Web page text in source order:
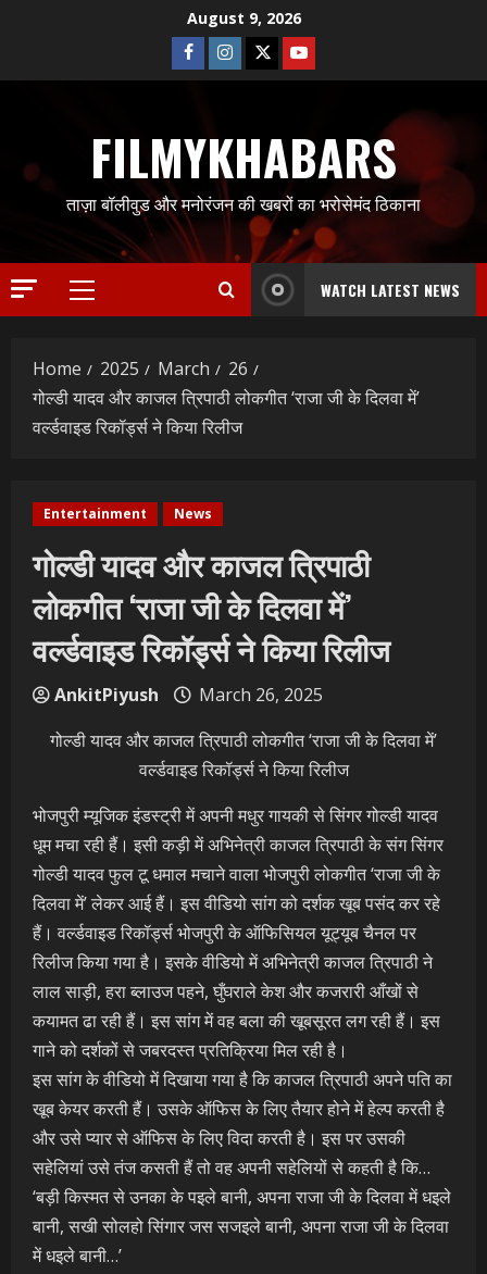
August 9, 2026
Facebook
Instagram
TwitterYoutube
FILMYKHABARS
ताज़ा बॉलीवुड और मनोरंजन की खबरों का भरोसेमंद ठिकाना
Primary
WATCH LATEST NEWS
Home 2025 March
26
गोल्डी यादव और काजल त्रिपाठी लोकगीत ‘राजा जी के दिलवा में’
वर्ल्डवाइड रिकॉर्ड्स ने किया रिलीज
Entertainment News
गोल्डी यादव और काजल त्रिपाठी
लोकगीत ‘राजा जी के दिलवा में’
वर्ल्डवाइड रिकॉर्ड्स ने किया रिलीज
AnkitPiyush
March 26, 2025
गोल्डी यादव और काजल त्रिपाठी लोकगीत ‘राजा जी के दिलवा में’
वर्ल्डवाइड रिकॉर्ड्स ने किया रिलीज
भोजपुरी म्यूजिक इंडस्ट्री में अपनी मधुर गायकी से सिंगर गोल्डी यादव
धूम मचा रही हैं। इसी कड़ी में अभिनेत्री काजल त्रिपाठी के संग सिंगर
गोल्डी यादव फुल टू धमाल मचाने वाला भोजपुरी लोकगीत ‘राजा जी के
दिलवा में’ लेकर आई हैं। इस वीडियो सांग को दर्शक खूब पसंद कर रहे
हैं। वर्ल्डवाइड रिकॉर्ड्स भोजपुरी के ऑफिसियल यूट्यूब चैनल पर
रिलीज किया गया है। इसके वीडियो में अभिनेत्री काजल त्रिपाठी ने
लाल साड़ी, हरा ब्लाउज पहने, घुँघराले केश और कजरारी आँखों से
कयामत ढा रही हैं। इस सांग में वह बला की खूबसूरत लग रही हैं। इस
गाने को दर्शकों से जबरदस्त प्रतिक्रिया मिल रही है।
इस सांग के वीडियो में दिखाया गया है कि काजल त्रिपाठी अपने पति का
खूब केयर करती हैं। उसके ऑफिस के लिए तैयार होने में हेल्प करती है
और उसे प्यार से ऑफिस के लिए विदा करती है। इस पर उसकी
सहेलियां उसे तंज कसती हैं तो वह अपनी सहेलियों से कहती है कि…
‘बड़ी किस्मत से उनका के पइले बानी, अपना राजा जी के दिलवा में धइले
बानी, सखी सोलहो सिंगार जस सजइले बानी, अपना राजा जी के दिलवा
में धइले बानी…’